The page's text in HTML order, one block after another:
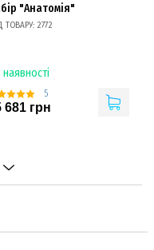
"Анатомія"
ТОВАРУ: 2772
наявності
5
681 грн